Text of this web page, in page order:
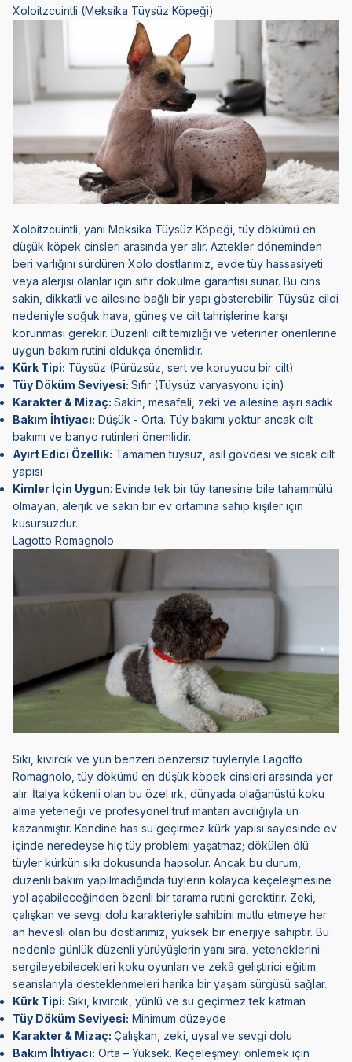
Xoloitzcuintli (Meksika Tüysüz Köpeği)
Xoloitzcuintli, yani Meksika Tüysüz Köpeği, tüy dökümü en
düşük köpek cinsleri arasında yer alır. Aztekler döneminden
beri varlığını sürdüren Xolo dostlarımız, evde tüy hassasiyeti
veya alerjisi olanlar için sıfır dökülme garantisi sunar. Bu cins
sakin, dikkatli ve ailesine bağlı bir yapı gösterebilir. Tüysüz cildi
nedeniyle soğuk hava, güneş ve cilt tahrişlerine karşı
korunması gerekir. Düzenli cilt temizliği ve veteriner önerilerine
uygun bakım rutini oldukça önemlidir.
Kürk Tipi: Tüysüz (Pürüzsüz, sert ve koruyucu bir cilt)
Tüy Döküm Seviyesi: Sıfır (Tüysüz varyasyonu için)
Karakter & Mizaç: Sakin, mesafeli, zeki ve ailesine aşırı sadık
Bakım İhtiyacı: Düşük - Orta. Tüy bakımı yoktur ancak cilt
bakımı ve banyo rutinleri önemlidir.
Ayırt Edici Özellik: Tamamen tüysüz, asil gövdesi ve sıcak cilt
yapısı
Kimler İçin Uygun: Evinde tek bir tüy tanesine bile tahammülü
olmayan, alerjik ve sakin bir ev ortamına sahip kişiler için
kusursuzdur.
Lagotto Romagnolo
Sıkı, kıvırcık ve yün benzeri benzersiz tüyleriyle Lagotto
Romagnolo, tüy dökümü en düşük köpek cinsleri arasında yer
alır. İtalya kökenli olan bu özel ırk, dünyada olağanüstü koku
alma yeteneği ve profesyonel trüf mantarı avcılığıyla ün
kazanmıştır. Kendine has su geçirmez kürk yapısı sayesinde ev
içinde neredeyse hiç tüy problemi yaşatmaz; dökülen ölü
tüyler kürkün sıkı dokusunda hapsolur. Ancak bu durum,
düzenli bakım yapılmadığında tüylerin kolayca keçeleşmesine
yol açabileceğinden özenli bir tarama rutini gerektirir. Zeki,
çalışkan ve sevgi dolu karakteriyle sahibini mutlu etmeye her
an hevesli olan bu dostlarımız, yüksek bir enerjiye sahiptir. Bu
nedenle günlük düzenli yürüyüşlerin yanı sıra, yeteneklerini
sergileyebilecekleri koku oyunları ve zekâ geliştirici eğitim
seanslarıyla desteklenmeleri harika bir yaşam sürgüsü sağlar.
Kürk Tipi: Sıkı, kıvırcık, yünlü ve su geçirmez tek katman
Tüy Döküm Seviyesi: Minimum düzeyde
Karakter & Mizaç: Çalışkan, zeki, uysal ve sevgi dolu
Bakım İhtiyacı: Orta – Yüksek. Keçeleşmeyi önlemek için